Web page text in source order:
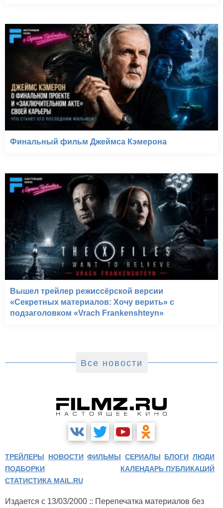
Финальный фильм Джеймса Кэмерона
Вышел трейлер режиссёрской версии
«Секретных материалов: Хочу верить» с
подзаголовком «Vrach Frankenshteyn»
Все новости
ТРЕЙЛЕРЫ НОВОСТИ ФИЛЬМЫ СЕРИАЛЫ БЛОГИ ЛЮДИ
ПОДБОРКИ
КАЛЕНДАРЬ ПУБЛИКАЦИЙ
СТАТИСТИКА MAIL.RU
Издается с 13/03/2000 :: Перепечатка материалов без